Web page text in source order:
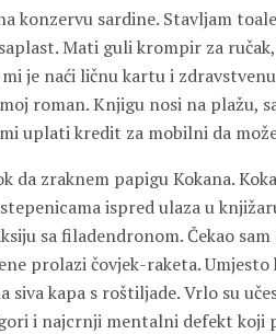
konzervu sardine. Stavljam
Mati guli krompir za
je naći ličnu kartu i
roman. Knjigu nosi na plažu,
uplati kredit za mobilni da
da zraknem papigu Kokana.
ispred ulaza u
sa filadendronom. Čekao
prolazi čovjek-raketa.
siva kapa s roštiljade. Vrlo su
i najcrnji mentalni defekt koji